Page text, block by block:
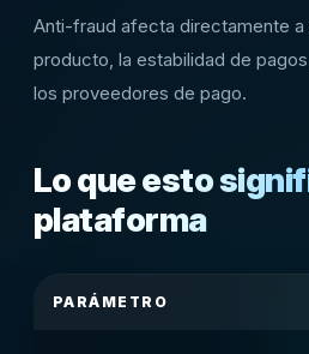
Anti-fraud afecta directamente a
producto, la estabilidad de
los proveedores de pago.
Lo que esto
plataforma
PARÁMETRO